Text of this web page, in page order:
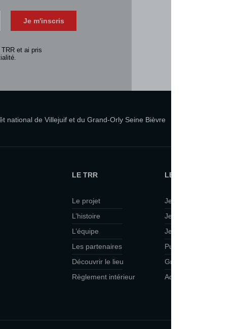
Je m'inscris
et ai pris
national de Villejuif et du Grand-Orly Seine Bièvre
LE TRR
Le projet
L’histoire
L’équipe
Les partenaires
Découvrir le lieu
Règlement intérieur
LE TRR ET VOUS
Je suis curieux·se
Je viens en famille
Je veux faire du théâtre
Public scolaire
Groupes
Accessibilité